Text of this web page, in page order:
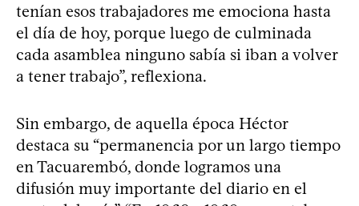
tenían esos trabajadores me emociona hasta
el día de hoy, porque luego de culminada
cada asamblea ninguno sabía si iban a volver
a tener trabajo”, reflexiona.
Sin embargo, de aquella época Héctor
destaca su “permanencia por un largo tiempo
en Tacuarembó, donde logramos una
difusión muy importante del diario en el